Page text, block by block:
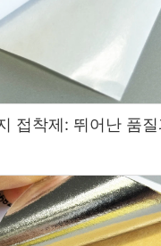
접착제: 뛰어난 품